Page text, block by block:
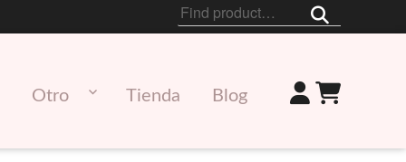
Buscar
Otro Tienda Blog